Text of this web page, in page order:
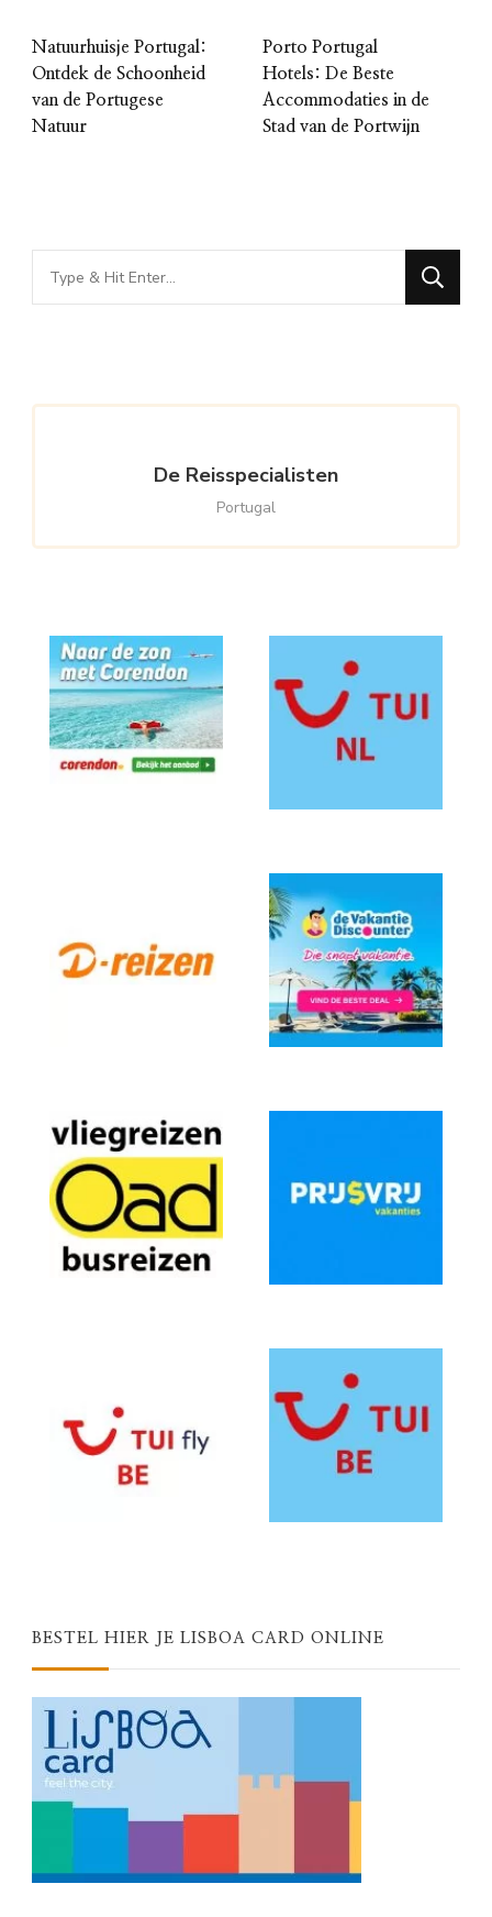
Natuurhuisje Portugal:
Ontdek de Schoonheid
van de Portugese
Natuur
Porto Portugal
Hotels: De Beste
Accommodaties in de
Stad van de Portwijn
Looking
for
De Reisspecialisten
Portugal
BESTEL HIER JE LISBOA CARD ONLINE